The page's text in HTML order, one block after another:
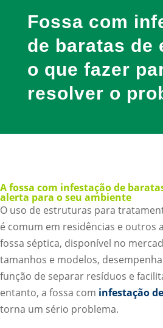
Fossa com
de baratas de
o que fazer
resolver o
A fossa com infestação de
alerta para o seu ambiente
O uso de estruturas para
é comum em residências e outros
fossa séptica, disponível no
tamanhos e modelos,
função de separar resíduos e
entanto, a fossa com infestação
torna um sério problema.